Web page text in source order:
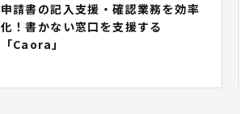
申請書の記入支援・確認業務を効率
化！書かない窓口を支援する
「Caora」